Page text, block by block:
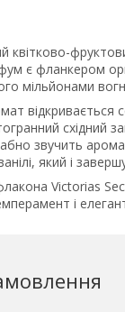
квітково-
є фланкером
мільйонами
східний
звучить
який і
Victorias
і